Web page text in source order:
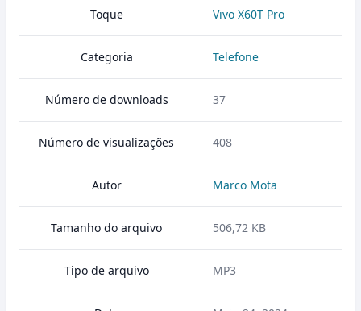
Toque Vivo X60T Pro
Categoria Telefone
Número de downloads 37
Número de visualizações 408
Autor Marco Mota
Tamanho do arquivo 506,72 KB
Tipo de arquivo MP3